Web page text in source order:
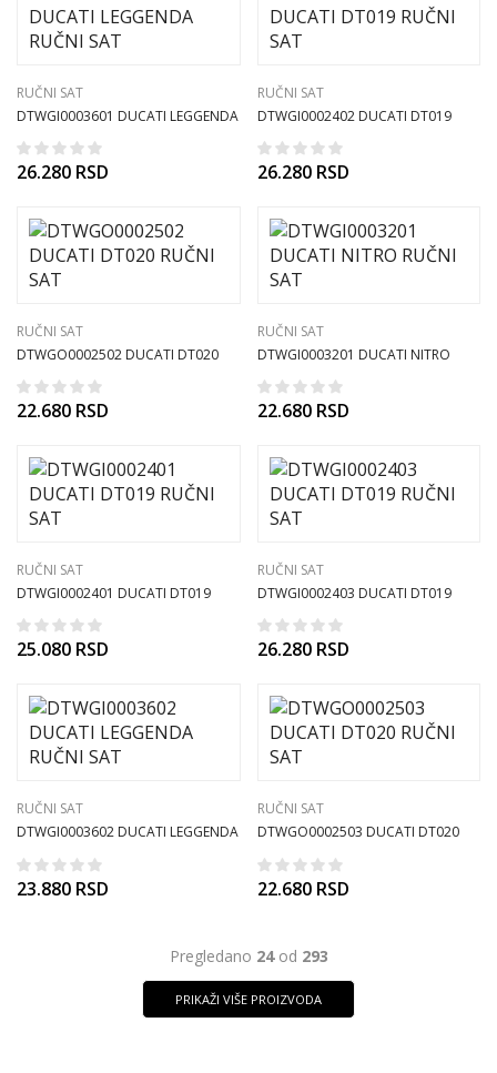
RUČNI SAT
DTWGI0003601 DUCATI LEGGENDA
RUČNI SAT
26.280 RSD
RUČNI SAT
DTWGI0002402 DUCATI DT019
RUČNI SAT
26.280 RSD
RUČNI SAT
DTWGO0002502 DUCATI DT020
RUČNI SAT
22.680 RSD
RUČNI SAT
DTWGI0003201 DUCATI NITRO
RUČNI SAT
22.680 RSD
RUČNI SAT
DTWGI0002401 DUCATI DT019
RUČNI SAT
25.080 RSD
RUČNI SAT
DTWGI0002403 DUCATI DT019
RUČNI SAT
26.280 RSD
RUČNI SAT
DTWGI0003602 DUCATI LEGGENDA
RUČNI SAT
23.880 RSD
RUČNI SAT
DTWGO0002503 DUCATI DT020
RUČNI SAT
22.680 RSD
Pregledano 24od 293
PRIKAŽI VIŠE PROIZVODA